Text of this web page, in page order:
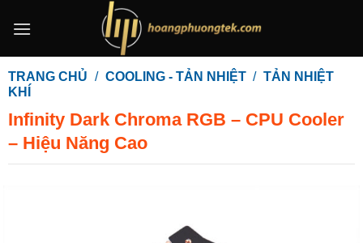
qua
dung
TRANG CHỦ / COOLING - TẢN NHIỆT / TẢN NHIỆT
KHÍ
Infinity Dark Chroma RGB – CPU Cooler
– Hiệu Năng Cao